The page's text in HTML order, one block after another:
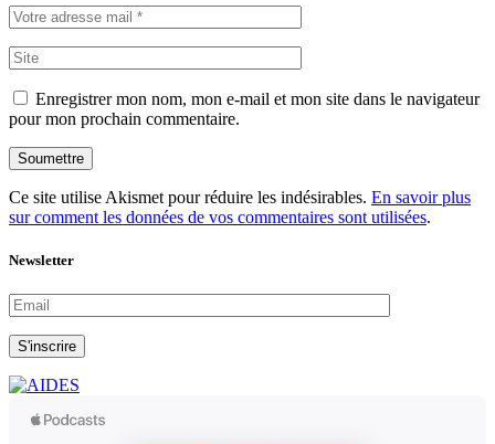
Enregistrer mon nom, mon e-mail et mon site dans le navigateur
pour mon prochain commentaire.
Soumettre
Ce site utilise Akismet pour réduire les indésirables. En savoir plus
sur comment les données de vos commentaires sont utilisées.
Newsletter
S'inscrire